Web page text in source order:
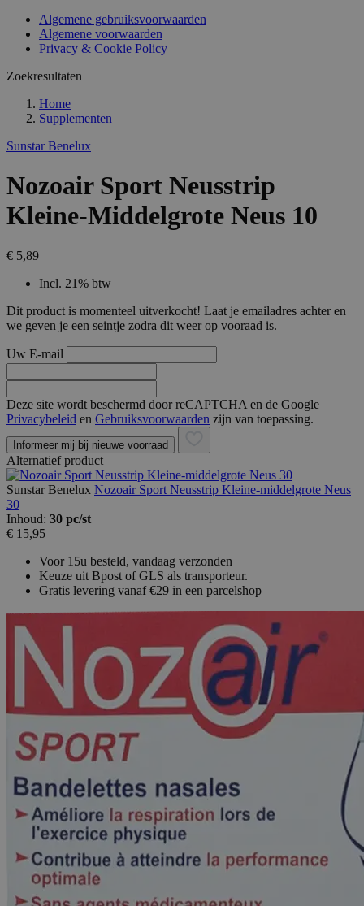
Algemene gebruiksvoorwaarden
Algemene voorwaarden
Privacy & Cookie Policy
Zoekresultaten
Home
Supplementen
Sunstar Benelux
Nozoair Sport Neusstrip
Kleine-Middelgrote Neus 10
€ 5,89
Incl. 21% btw
Dit product is momenteel uitverkocht! Laat je emailadres achter en
we geven je een seintje zodra dit weer op vooraad is.
Uw E-mail
Deze site wordt beschermd door reCAPTCHA en de Google
Privacybeleid en Gebruiksvoorwaarden zijn van toepassing.
Informeer mij bij nieuwe voorraad
Alternatief product
Sunstar Benelux Nozoair Sport Neusstrip Kleine-middelgrote Neus
30
Inhoud: 30 pc/st
€ 15,95
Voor 15u besteld, vandaag verzonden
Keuze uit Bpost of GLS als transporteur.
Gratis levering vanaf €29 in een parcelshop